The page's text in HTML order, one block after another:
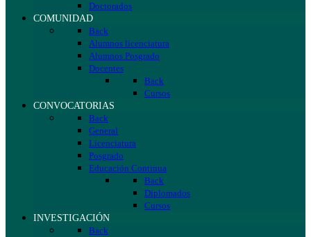
Doctorados
COMUNIDAD
Back
Alumnos licenciatura
Alumnos Posgrado
Docentes
Back
Cursos
CONVOCATORIAS
Back
General
Licenciatura
Posgrado
Educación Continua
Back
Diplomados
Cursos
INVESTIGACIÓN
Back